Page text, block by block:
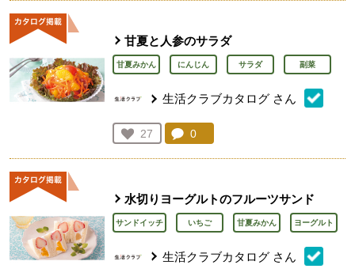
甘夏と人参のサラダ
甘夏みかん にんじん サラダ 副菜
生活クラブカタログ さん
お気に入り登録：
27
人が登録
コメント：
0
水切りヨーグルトのフルーツサンド
サンドイッチ いちご 甘夏みかん ヨーグルト
生活クラブカタログ さん